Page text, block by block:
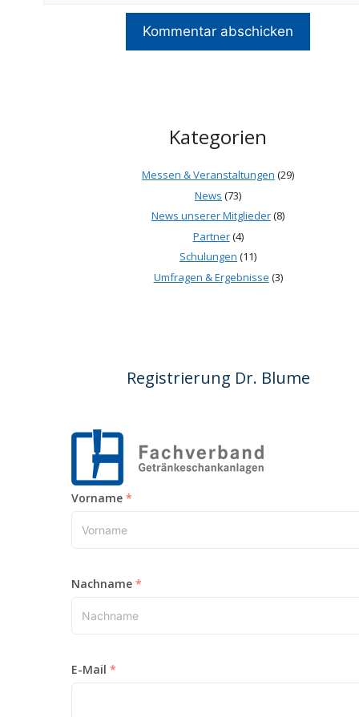
Kategorien
Messen & Veranstaltungen (29)
News (73)
News unserer Mitglieder(8)
Partner(4)
Schulungen (11)
Umfragen & Ergebnisse (3)
Registrierung Dr. Blume
Vorname
Nachname
E-Mail